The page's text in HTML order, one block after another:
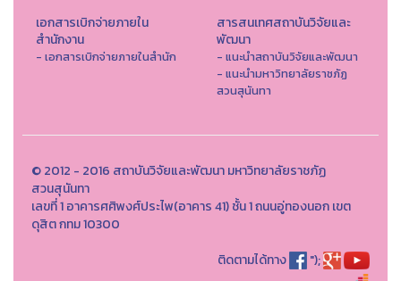
เอกสารเบิกจ่ายภายใน
สำนักงาน
- เอกสารเบิกจ่ายภายในสำนัก
สารสนเทศสถาบันวิจัยและ
พัฒนา
- แนะนำสถาบันวิจัยและพัฒนา
- แนะนำมหาวิทยาลัยราชภัฏ
สวนสุนันทา
© 2012 - 2016 สถาบันวิจัยและพัฒนา มหาวิทยาลัยราชภัฏ
สวนสุนันทา
เลขที่ 1 อาคารศศิพงศ์ประไพ(อาคาร 41) ชั้น 1 ถนนอู่ทองนอก เขต
ดุสิต กทม 10300
ติดตามได้ทาง
");